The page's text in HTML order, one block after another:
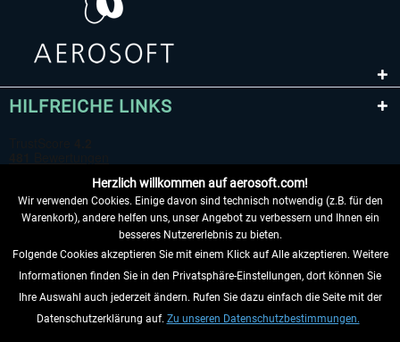
HILFREICHE LINKS
VERTRAG WIDERRUFEN
INFORMATIONEN
Herzlich willkommen auf aerosoft.com!
Wir verwenden Cookies. Einige davon sind technisch notwendig (z.B. für den
Warenkorb), andere helfen uns, unser Angebot zu verbessern und Ihnen ein
besseres Nutzererlebnis zu bieten.
Folgende Cookies akzeptieren Sie mit einem Klick auf Alle akzeptieren. Weitere
Informationen finden Sie in den Privatsphäre-Einstellungen, dort können Sie
Ihre Auswahl auch jederzeit ändern. Rufen Sie dazu einfach die Seite mit der
Datenschutzerklärung auf. Zu unseren Datenschutzbestimmungen.